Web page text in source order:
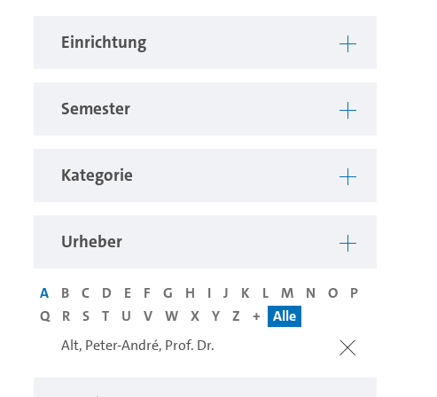
Einrichtung
Semester
Kategorie
Urheber
A B C D E F G H I J K L M N O
P
Q
R S T U V W X Y Z +
Alle
Alt, Peter-André, Prof. Dr.